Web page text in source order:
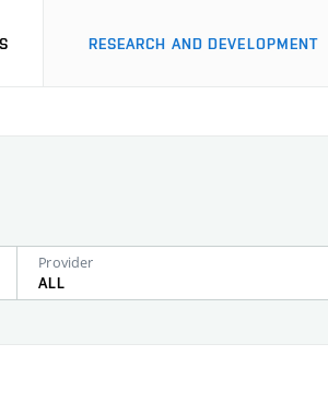
RESEARCH AND DEVELOPMENT
Provider
ALL